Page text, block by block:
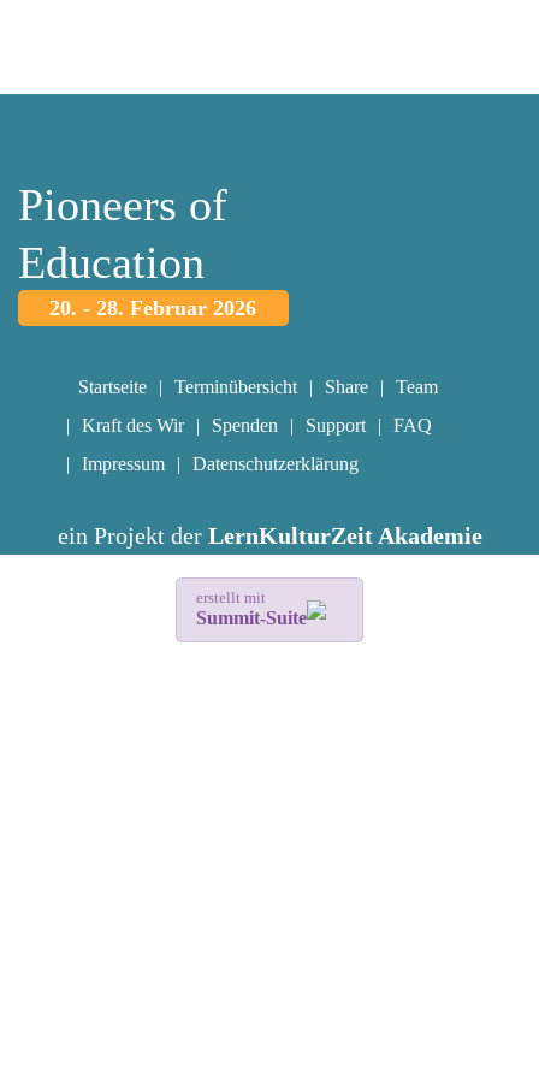
Pioneers of
Education
20. - 28. Februar 2026
Startseite Terminübersicht Share
Team
Kraft des Wir
Spenden Support
FAQ
Impressum
Datenschutzerklärung
ein Projekt der LernKulturZeit Akademie
erstellt mit
Summit-Suite